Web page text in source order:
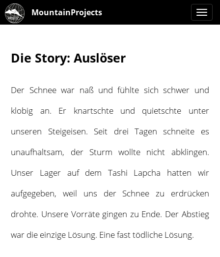
Toggle
MountainProjects
Die Story: Auslöser
Der Schnee war naß und fühlte sich schwer und
klobig an. Er knartschte und quietschte unter
unseren Steigeisen. Seit drei Tagen schneite es
unaufhaltsam, der Sturm wollte nicht abklingen.
Unser Lager auf dem Tashi Lapcha hatten wir
aufgegeben, weil uns der Schnee zu erdrücken
drohte. Unsere Vorräte gingen zu Ende. Der Abstieg
war die einzige Lösung. Eine fast tödliche Lösung.